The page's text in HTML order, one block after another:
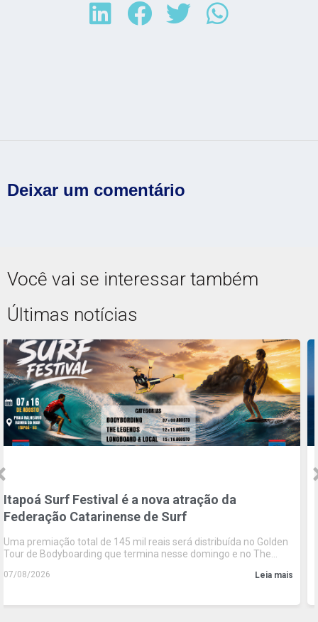
Deixar um comentário
Você vai se interessar também
Últimas notícias
Itapoá Surf Festival é a nova atração da
Federação Catarinense de Surf
Uma premiação total de 145 mil reais será distribuída no Golden
Tour de Bodyboarding que termina nesse domingo e no The
Leia mais
07/08/2026